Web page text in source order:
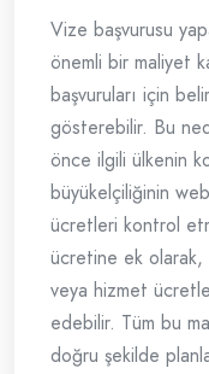
Vize başvurusu
önemli bir maliyet
başvuruları için
gösterebilir. Bu
önce ilgili ülkenin
büyükelçiliğinin
ücretleri kontrol
ücretine ek
veya hizmet
edebilir. Tüm bu
doğru şekilde